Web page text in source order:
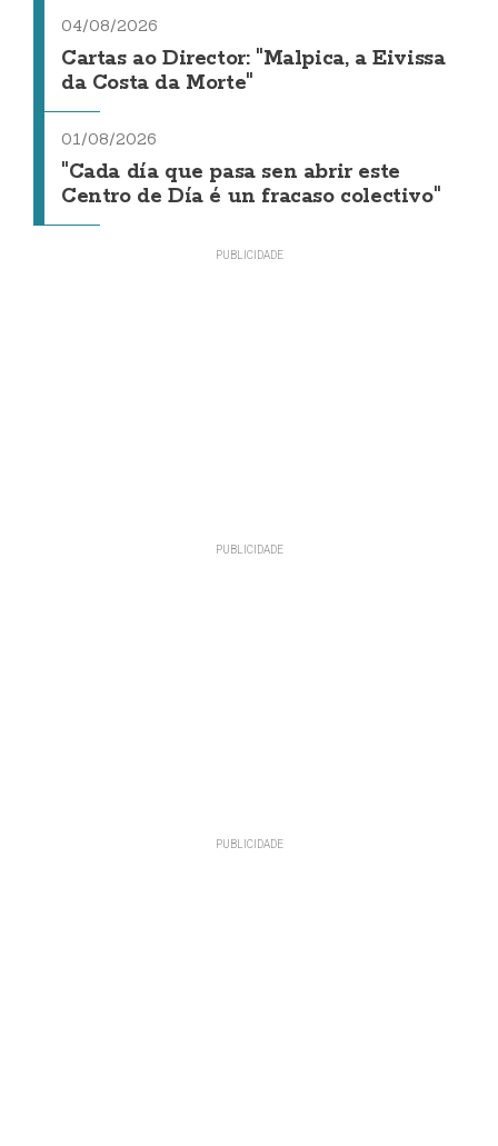
04/08/2026
Cartas ao Director: "Malpica, a Eivissa
da Costa da Morte"
01/08/2026
"Cada día que pasa sen abrir este
Centro de Día é un fracaso colectivo"